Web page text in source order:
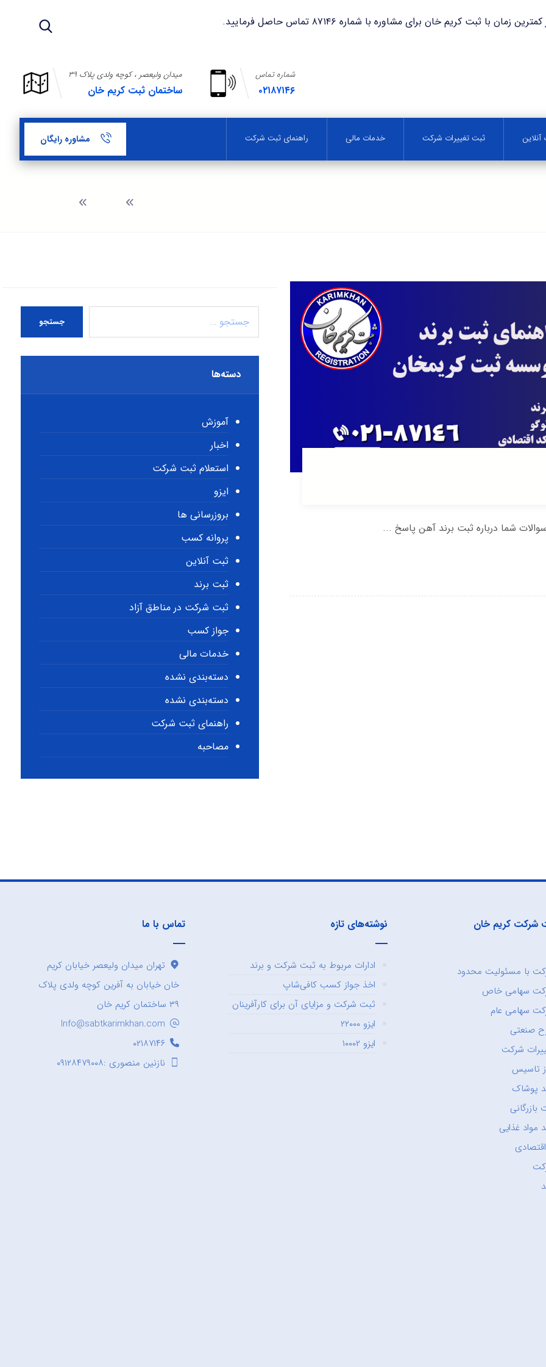
کریم خان برای مشاوره با شماره ۸۷۱۴۶ تماس حاصل فرمایید.
میدان ولیعصر ، کوچه ولدی پلاک ۳۹
ساختمان ثبت کریم خان
شماره تماس
۰۲۱۸۷۱۴۶
ثبت تغییرات شرکت خدمات مالی راهنمای ثبت شرکت مشاوره رایگان
شما درباره ثبت برند آهن پاسخ ...
جستجو
دسته‌ها
آموزش
اخبار
استعلام ثبت شرکت
ایزو
بروزرسانی ها
پروانه کسب
ثبت آنلاین
ثبت برند
ثبت شرکت در مناطق آزاد
جواز کسب
خدمات مالی
دسته‌بندی نشده
دسته‌بندی نشده
راهنمای ثبت شرکت
مصاحبه
شرکت کریم خان
با مسئولیت محدود
سهامی خاص
سهامی عام
صنعتی
شرکت
تاسیس
پوشاک
بازرگانی
مواد غذایی
نوشته‌های تازه
ادارات مربوط به ثبت شرکت و برند
اخذ جواز کسب کافی‌شاپ
ثبت شرکت و مزایای آن برای کارآفرینان
ایزو ۲۲۰۰۰
ایزو ۱۰۰۰۲
تماس با ما
تهران میدان ولیعصر خیابان کریم
خان خیابان به آفرین کوچه ولدی پلاک
۳۹ ساختمان کریم خان
Info@sabtkarimkhan.com
۰۲۱۸۷۱۴۶
نازنین منصوری :۰۹۱۲۸۴۷۹۰۰۸